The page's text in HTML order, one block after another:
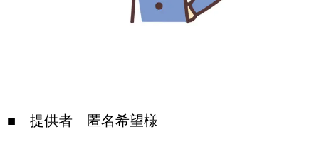
■ 提供者 匿名希望様